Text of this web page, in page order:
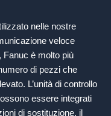
nelle nostre
veloce
Fanuc è molto più
di pezzi che
L’unità di controllo
essere integrati
di sostituzione, il